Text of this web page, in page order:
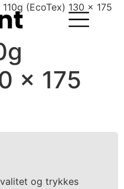
(EcoTex) 130 x 175
x 175
og trykkes